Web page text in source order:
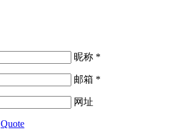
昵称 *
邮箱 *
网址
Quote